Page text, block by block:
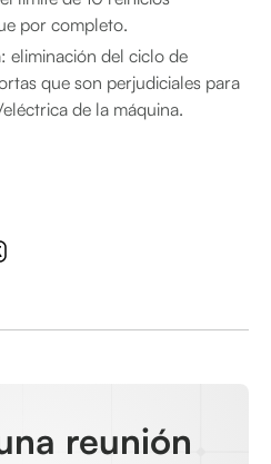
por completo.
eliminación del ciclo de
que son perjudiciales para
de la máquina.
reunión